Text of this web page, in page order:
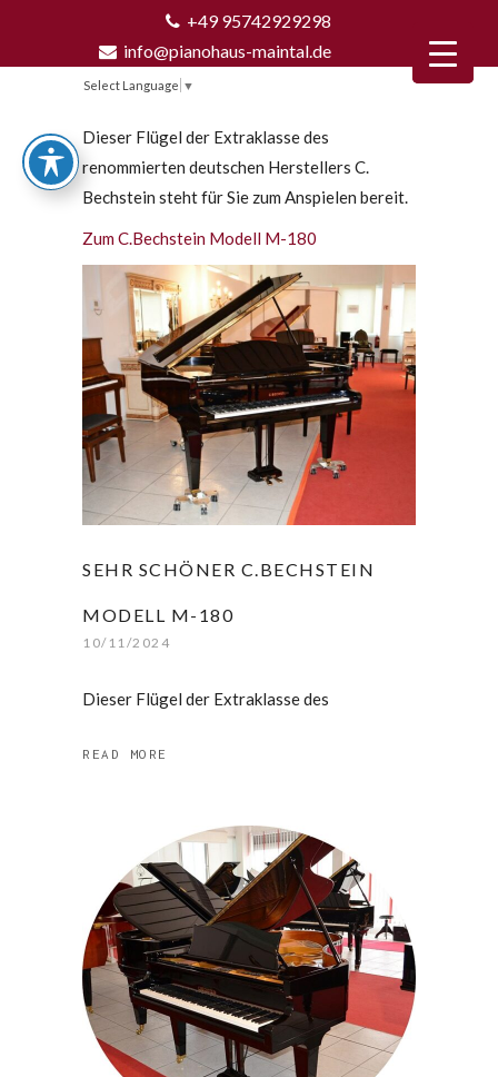
+49 95742929298
info@pianohaus-maintal.de
Select Language ▼
Dieser Flügel der Extraklasse des
renommierten deutschen Herstellers C.
Bechstein steht für Sie zum Anspielen bereit.
Zum C.Bechstein Modell M-180
SEHR SCHÖNER C.BECHSTEIN
MODELL M-180
10/11/2024
Dieser Flügel der Extraklasse des
READ MORE